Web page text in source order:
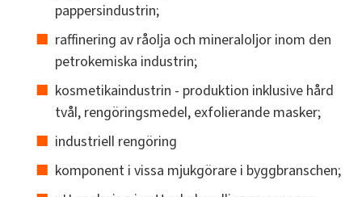
pappersindustrin;
raffinering av råolja och mineraloljor inom den
petrokemiska industrin;
kosmetikaindustrin - produktion inklusive hård
tvål, rengöringsmedel, exfolierande masker;
industriell rengöring
komponent i vissa mjukgörare i byggbranschen;